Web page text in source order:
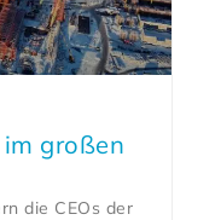
großen
die CEOs der